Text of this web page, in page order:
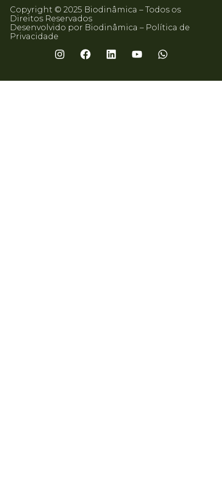
Copyright © 2025 Biodinâmica – Todos os
Direitos Reservados
Desenvolvido por Biodinâmica – Política de
Privacidade